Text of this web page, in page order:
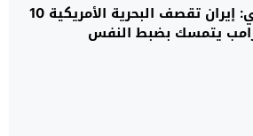
وزير الحرب الأمريكي: إيران تقصف البحرية الأمريكية 10
يتمسك بضبط النفس